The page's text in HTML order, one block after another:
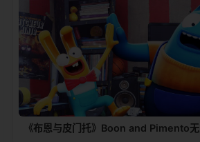
《布恩与皮门托》Boon and Pimento